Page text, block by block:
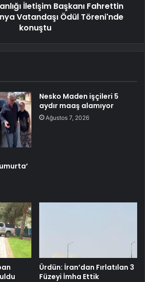
İletişim Başkanı Fahrettin
Vatandaşı Ödül Töreni'nde
konuştu
Nesko Maden işçileri 5
aydır maaş alamıyor
Ağustos 7, 2026
Ürdün: İran’dan Fırlatılan 3
Füzeyi İmha Ettik